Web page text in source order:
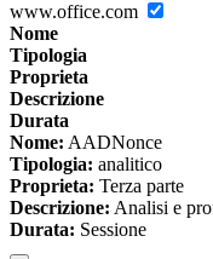
www.office.com
Nome
Tipologia
Proprieta
Descrizione
Durata
Nome: AADNonce
Tipologia: analitico
Proprieta: Terza parte
Descrizione: Analisi e
Durata: Sessione